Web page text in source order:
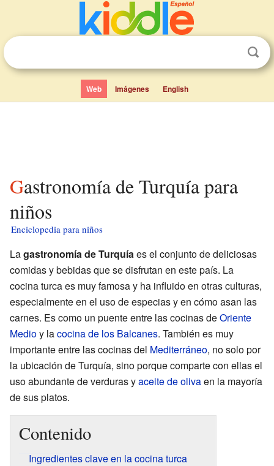
Web Imágenes English
Gastronomía de Turquía para
niños
Enciclopedia para niños
Lagastronomía de Turquíaes el conjunto de deliciosas
comidas y bebidas que se disfrutan en este país. La
cocina turca es muy famosa y ha influido en otras culturas,
especialmente en el uso de especias y en cómo asan las
carnes. Es como un puente entre las cocinas deOriente
Medioy lacocina de los Balcanes. También es muy
importante entre las cocinas del Mediterráneo, no solo por
la ubicación de Turquía, sino porque comparte con ellas el
uso abundante de verduras yaceite de olivaen la mayoría
de sus platos.
Contenido
Ingredientes clave en la cocina turca